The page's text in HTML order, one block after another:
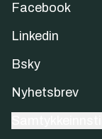
Facebook
Linkedin
Bsky
Nyhetsbrev